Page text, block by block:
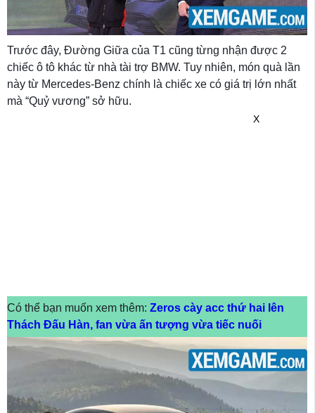
Trước đây, Đường Giữa của T1 cũng từng nhận được 2
chiếc ô tô khác từ nhà tài trợ BMW. Tuy nhiên, món quà lần
này từ Mercedes-Benz chính là chiếc xe có giá trị lớn nhất
mà “Quỷ vương” sở hữu.
X
Có thể bạn muốn xem thêm: Zeros cày acc thứ hai lên
Thách Đấu Hàn, fan vừa ấn tượng vừa tiếc nuối